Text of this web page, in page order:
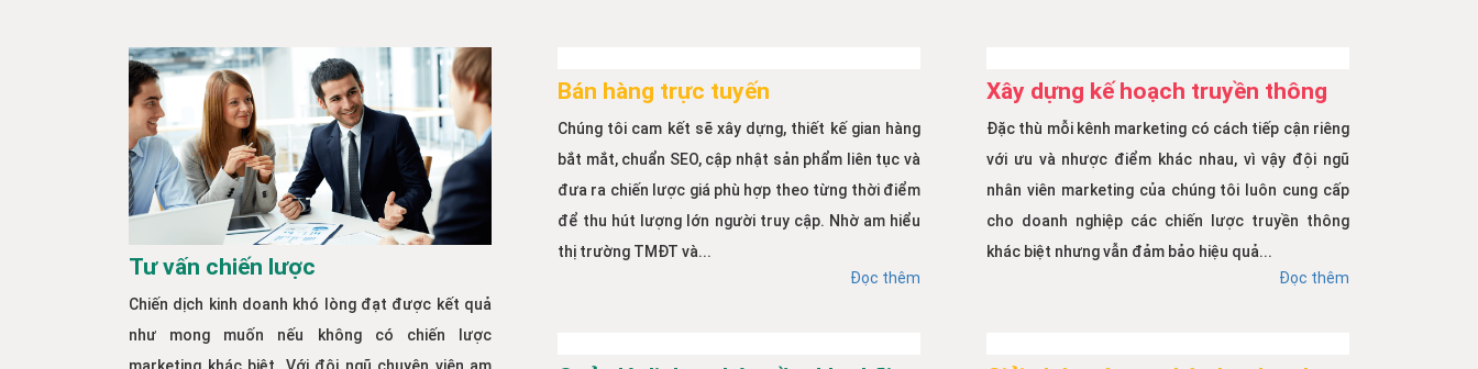
Tư vấn chiến lược
Chiến dịch kinh doanh khó lòng đạt được kết quả
như mong muốn nếu không có chiến lược
Bán hàng trực tuyến
Chúng tôi cam kết sẽ xây dựng, thiết kế gian hàng
bắt mắt, chuẩn SEO, cập nhật sản phẩm liên tục và
đưa ra chiến lược giá phù hợp theo từng thời điểm
để thu hút lượng lớn người truy cập. Nhờ am hiểu
thị trường TMĐT và...
Đọc thêm
Xây dựng kế hoạch truyền thông
Đặc thù mỗi kênh marketing có cách tiếp cận riêng
với ưu và nhược điểm khác nhau, vì vậy đội ngũ
nhân viên marketing của chúng tôi luôn cung cấp
cho doanh nghiệp các chiến lược truyền thông
khác biệt nhưng vẫn đảm bảo hiệu quả...
Đọc thêm